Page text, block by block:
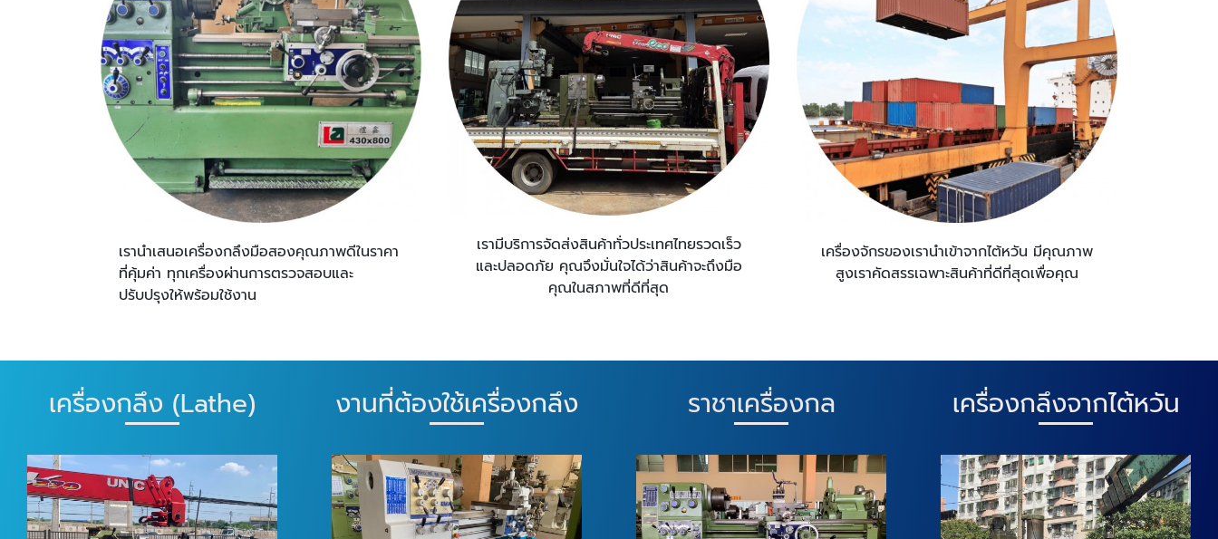
เรานำเสนอเครื่องกลึงมือสองคุณภาพดีในราคา
ที่คุ้มค่า ทุกเครื่องผ่านการตรวจสอบและ
ปรับปรุงให้พร้อมใช้งาน
เรามีบริการจัดส่งสินค้าทั่วประเทศไทยรวดเร็ว
และปลอดภัย คุณจึงมั่นใจได้ว่าสินค้าจะถึงมือ
คุณในสภาพที่ดีที่สุด
เครื่องจักรของเรานำเข้าจากไต้หวัน มีคุณภาพ
สูงเราคัดสรรเฉพาะสินค้าที่ดีที่สุดเพื่อคุณ
เครื่องกลึง (Lathe) งานที่ต้องใช้เครื่องกลึง ราชาเครื่องกล เครื่องกลึงจากไต้หวัน